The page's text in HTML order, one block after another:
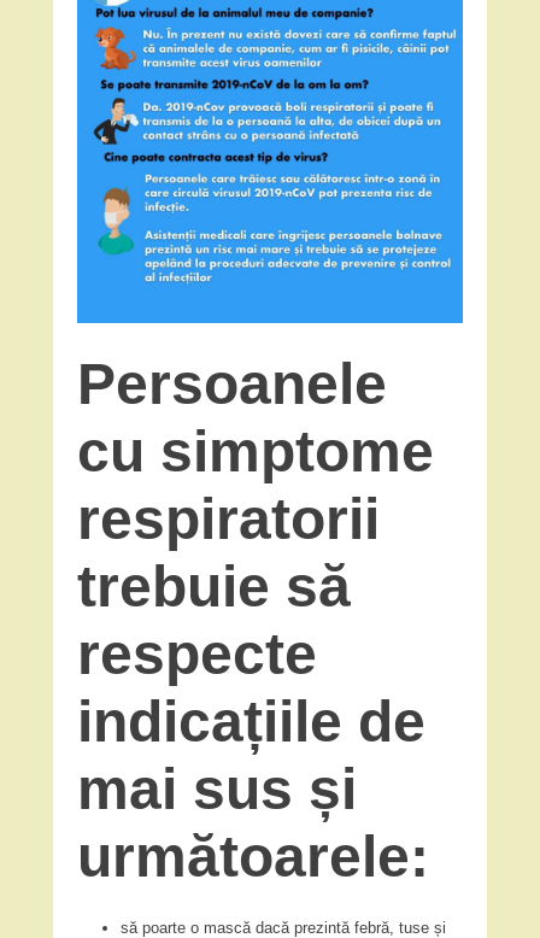
Persoanele
cu simptome
respiratorii
trebuie să
respecte
indicațiile de
mai sus și
următoarele:
să poarte o mască dacă prezintă febră, tuse și